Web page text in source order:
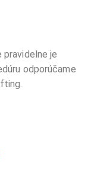
pravidelne je
odporúčame